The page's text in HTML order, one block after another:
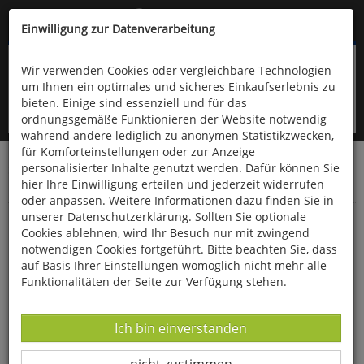
Kompletten Head der Seite überspringen
oder (06766) 9323-960
Startseite Bücher Downloads
Zeitschriften
Der Falke
Die Straßenkreuzung von Gibraltar
Einwilligung zur Datenverarbeitung
Wir verwenden Cookies oder vergleichbare Technologien
um Ihnen ein optimales und sicheres Einkaufserlebnis zu
bieten. Einige sind essenziell und für das
ordnungsgemäße Funktionieren der Website notwendig
während andere lediglich zu anonymen Statistikzwecken,
für Komforteinstellungen oder zur Anzeige
personalisierter Inhalte genutzt werden. Dafür können Sie
hier Ihre Einwilligung erteilen und jederzeit widerrufen
oder anpassen. Weitere Informationen dazu finden Sie in
unserer Datenschutzerklärung. Sollten Sie optionale
Cookies ablehnen, wird Ihr Besuch nur mit zwingend
notwendigen Cookies fortgeführt. Bitte beachten Sie, dass
auf Basis Ihrer Einstellungen womöglich nicht mehr alle
Funktionalitäten der Seite zur Verfügung stehen.
Datenverarbeitung -
Ich bin einverstanden